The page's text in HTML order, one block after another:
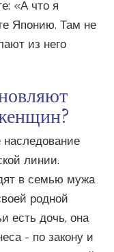
«А что я
Японию. Там не
из него
наследование
линии.
в семью мужа
родной
есть дочь, она
- по закону и